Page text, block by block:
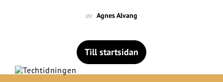
av Agnes Alvang
Till startsidan